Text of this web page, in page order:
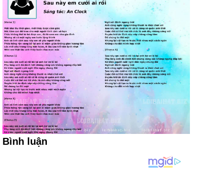
Bình luận